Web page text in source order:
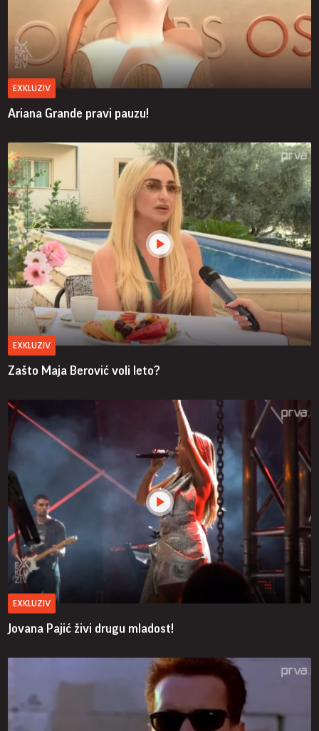
EXKLUZIV
Ariana Grande pravi pauzu!
EXKLUZIV
Zašto Maja Berović voli leto?
EXKLUZIV
Jovana Pajić živi drugu mladost!